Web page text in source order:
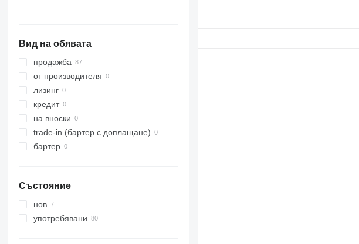
Вид на обявата
продажба
от производителя
лизинг
кредит
на вноски
trade-in (бартер с доплащане)
бартер
Състояние
нов
употребявани